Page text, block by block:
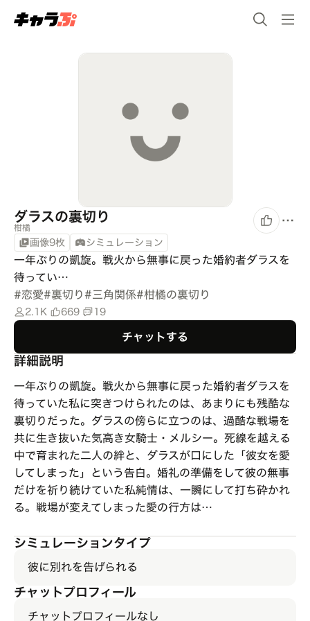
ダラスの裏切り
柑橘
画像9枚 シミュレーション
一年ぶりの凱旋。戦火から無事に戻った婚約者ダラスを
待ってい…
#恋愛#裏切り#三角関係#柑橘の裏切り
2.1K 669 19
チャットする
詳細説明
一年ぶりの凱旋。戦火から無事に戻った婚約者ダラスを
待っていた私に突きつけられたのは、あまりにも残酷な
裏切りだった。ダラスの傍らに立つのは、過酷な戦場を
共に生き抜いた気高き女騎士・メルシー。死線を越える
中で育まれた二人の絆と、ダラスが口にした「彼女を愛
してしまった」という告白。婚礼の準備をして彼の無事
だけを祈り続けていた私純情は、一瞬にして打ち砕かれ
る。戦場が変えてしまった愛の行方は…
シミュレーションタイプ
彼に別れを告げられる
チャットプロフィール
チャットプロフィールなし